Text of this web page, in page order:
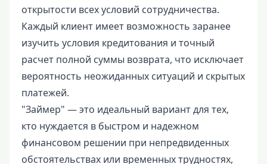
открытости всех условий сотрудничества.
Каждый клиент имеет возможность заранее
изучить условия кредитования и точный
расчет полной суммы возврата, что исключает
вероятность неожиданных ситуаций и скрытых
платежей.
"Займер" — это идеальный вариант для тех,
кто нуждается в быстром и надежном
финансовом решении при непредвиденных
обстоятельствах или временных трудностях,